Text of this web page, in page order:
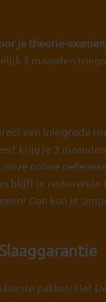
je theorie-examen
3 maanden
een inlogcode
krijg je 3
onze online
blijft je resterende
Dan kun je
pakket! Het